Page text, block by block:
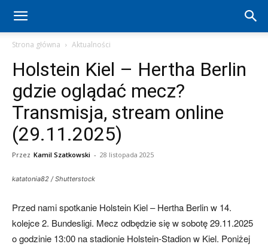
Hertha
Berlin
(transfery,
Strona główna Aktualności
Holstein Kiel – Hertha Berlin
gdzie oglądać mecz?
Transmisja, stream online
(29.11.2025)
Przez Kamil Szatkowski - 28 listopada 2025
katatonia82 / Shutterstock
Przed nami spotkanie Holstein Kiel – Hertha Berlin w 14.
kolejce 2. Bundesligi. Mecz odbędzie się w sobotę 29.11.2025
o godzinie 13:00 na stadionie Holstein-Stadion w Kiel. Poniżej